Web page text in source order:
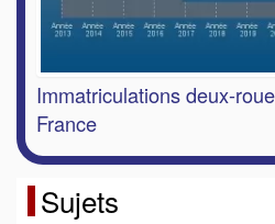
Immatriculations deux-
France
Sujets